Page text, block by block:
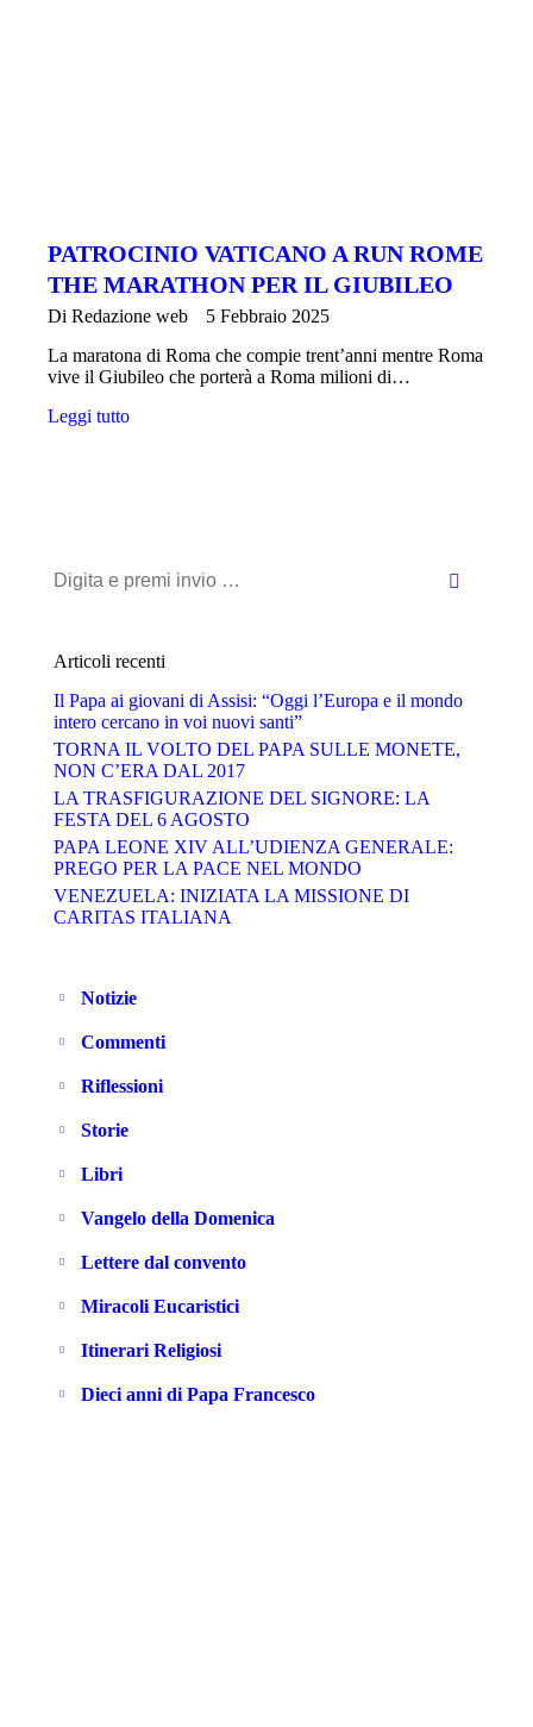
PATROCINIO VATICANO A RUN ROME
THE MARATHON PER IL GIUBILEO
Di Redazione web
5 Febbraio 2025
La maratona di Roma che compie trent’anni mentre Roma
vive il Giubileo che porterà a Roma milioni di…
Leggi tutto
Cerca:
Articoli recenti
Il Papa ai giovani di Assisi: “Oggi l’Europa e il mondo
intero cercano in voi nuovi santi”
TORNA IL VOLTO DEL PAPA SULLE MONETE,
NON C’ERA DAL 2017
LA TRASFIGURAZIONE DEL SIGNORE: LA
FESTA DEL 6 AGOSTO
PAPA LEONE XIV ALL’UDIENZA GENERALE:
PREGO PER LA PACE NEL MONDO
VENEZUELA: INIZIATA LA MISSIONE DI
CARITAS ITALIANA
Notizie
Commenti
Riflessioni
Storie
Libri
Vangelo della Domenica
Lettere dal convento
Miracoli Eucaristici
Itinerari Religiosi
Dieci anni di Papa Francesco